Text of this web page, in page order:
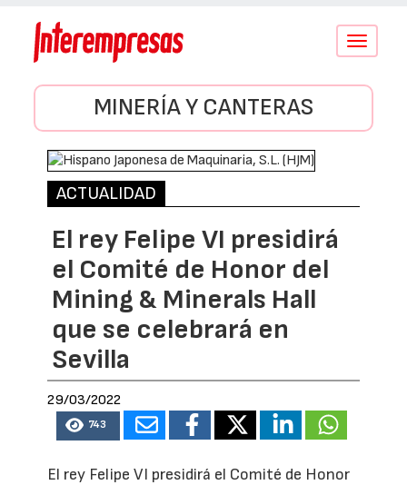
Conmutar
MINERÍA Y CANTERAS
ACTUALIDAD
El rey Felipe VI presidirá
el Comité de Honor del
Mining & Minerals Hall
que se celebrará en
Sevilla
29/03/2022
743
El rey Felipe VI presidirá el Comité de Honor